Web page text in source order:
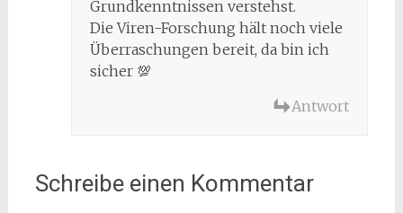
Grundkenntnissen verstehst.
Die Viren-Forschung hält noch viele
Überraschungen bereit, da bin ich
sicher 💯
Antwort
Schreibe einen Kommentar